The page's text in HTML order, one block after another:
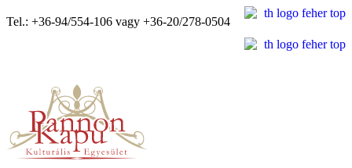
Tel.: +36-94/554-106 vagy +36-20/278-0504